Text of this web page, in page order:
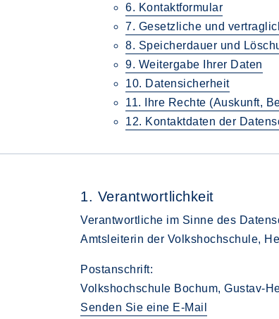
6. Kontaktformular
7. Gesetzliche und
8. Speicherdauer und
9. Weitergabe Ihrer Daten
10. Datensicherheit
11. Ihre Rechte (Auskunft,
12. Kontaktdaten der
1. Verantwortlichkeit
Verantwortliche im Sinne des
Amtsleiterin der Volkshochschule,
Postanschrift:
Volkshochschule Bochum, Gustav-
Senden Sie eine E-Mail